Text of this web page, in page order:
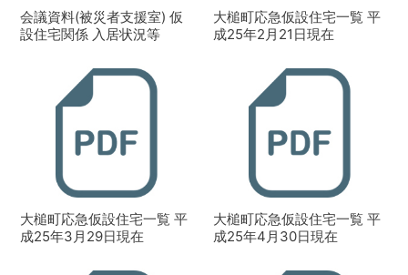
会議資料(被災者支援室) 仮
設住宅関係 入居状況等
大槌町応急仮設住宅一覧 平
成25年2月21日現在
大槌町応急仮設住宅一覧 平
成25年3月29日現在
大槌町応急仮設住宅一覧 平
成25年4月30日現在